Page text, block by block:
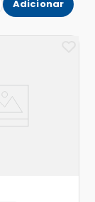
Adicionar